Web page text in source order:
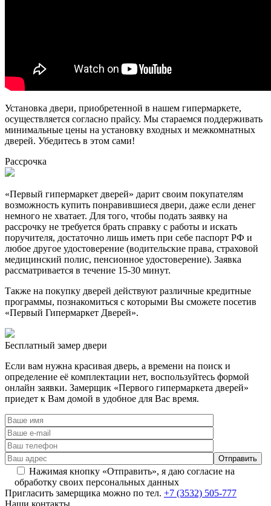
Установка двери, приобретенной в нашем гипермаркете,
осуществляется согласно прайсу. Мы стараемся поддерживать
минимальные цены на установку входных и межкомнатных
дверей. Убедитесь в этом сами!
Рассрочка
«Первый гипермаркет дверей» дарит своим покупателям
возможность купить понравившиеся двери, даже если денег
немного не хватает. Для того, чтобы подать заявку на
рассрочку не требуется брать справку с работы и искать
поручителя, достаточно лишь иметь при себе паспорт РФ и
любое другое удостоверение (водительские права, страховой
медицинский полис, пенсионное удостоверение). Заявка
рассматривается в течение 15-30 минут.
Также на покупку дверей действуют различные кредитные
программы, познакомиться с которыми Вы сможете посетив
«Первый Гипермаркет Дверей».
Бесплатный замер двери
Если вам нужна красивая дверь, а времени на поиск и
определение её комплектации нет, воспользуйтесь формой
онлайн заявки. Замерщик «Первого гипермаркета дверей»
приедет к Вам домой в удобное для Вас время.
Нажимая кнопку «Отправить», я даю согласие на
обработку своих персональных данных
Пригласить замерщика можно по тел. +7 (3532) 505-777
Наши контакты